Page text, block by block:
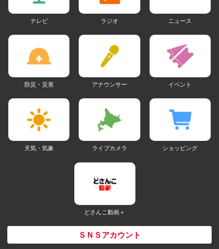
テレビ ラジオ ニュース
防災・災害 アナウンサー イベント
天気・気象 ライブカメラ ショッピング
どさんこ動画＋
ＳＮＳアカウント